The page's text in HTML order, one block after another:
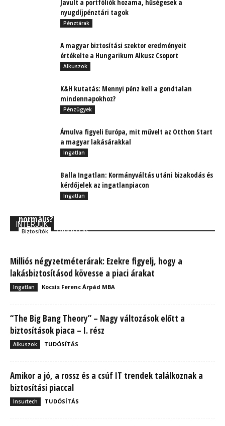
Javult a portfóliók hozama, hűségesek a
nyugdíjpénztári tagok
Pénztárak
A magyar biztosítási szektor eredményeit
értékelte a Hungarikum Alkusz Csoport
Alkuszok
K&H kutatás: Mennyi pénz kell a gondtalan
mindennapokhoz?
Pénzügyek
Ámulva figyeli Európa, mit művelt az Otthon Start
a magyar lakásárakkal
Ingatlan
Balla Ingatlan: Kormányváltás utáni bizakodás és
kérdőjelek az ingatlanpiacon
Ingatlan
INTERJÚK
normális?
Biztosítók TUDÓSÍTÁS
Milliós négyzetméterárak: Ezekre figyelj, hogy a
lakásbiztosításod kövesse a piaci árakat
Ingatlan Kocsis Ferenc Árpád MBA
“The Big Bang Theory” – Nagy változások előtt a
biztosítások piaca – I. rész
Alkuszok TUDÓSÍTÁS
Amikor a jó, a rossz és a csúf IT trendek találkoznak a
biztosítási piaccal
Insurtech TUDÓSÍTÁS